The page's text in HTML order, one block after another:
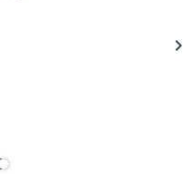
navigate_next